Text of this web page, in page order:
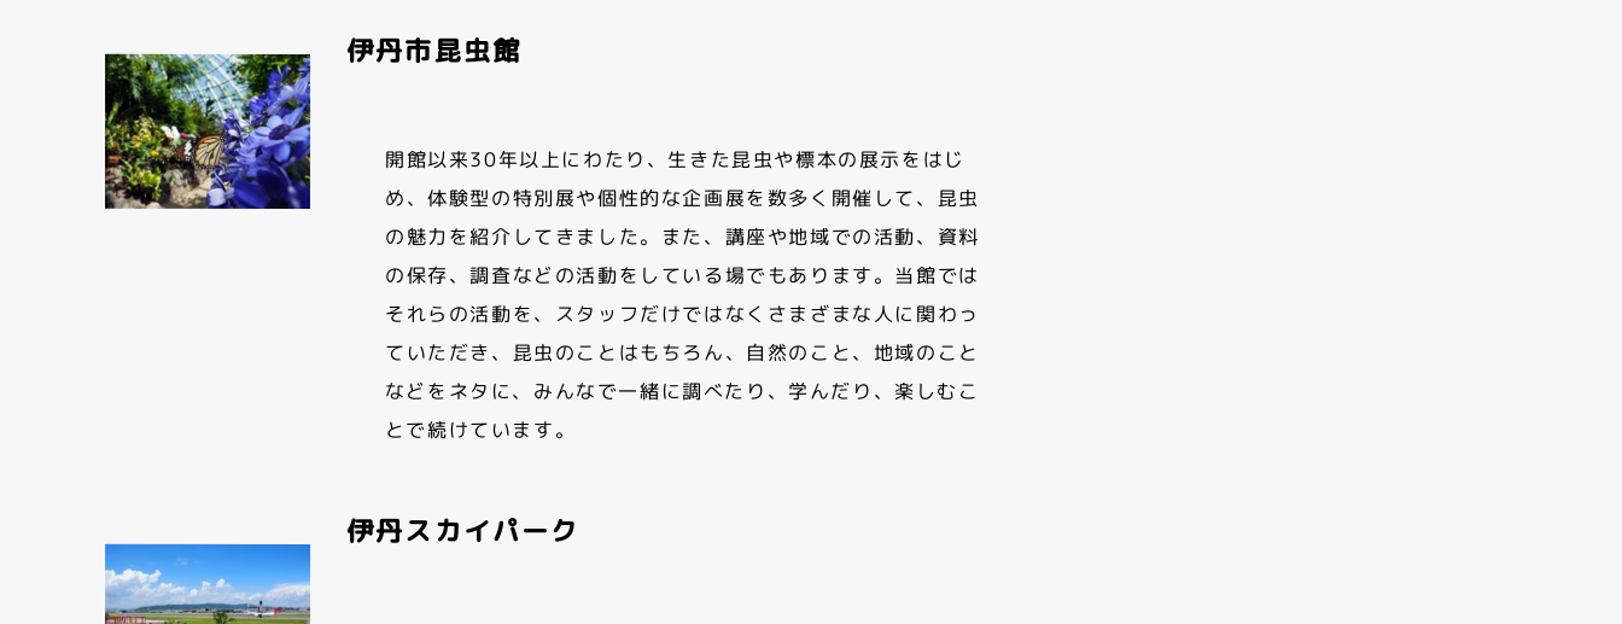
伊丹市昆虫館
開館以来30年以上にわたり、生きた昆虫や標本の展示をはじ
め、体験型の特別展や個性的な企画展を数多く開催して、昆虫
の魅力を紹介してきました。また、講座や地域での活動、資料
の保存、調査などの活動をしている場でもあります。当館では
それらの活動を、スタッフだけではなくさまざまな人に関わっ
ていただき、昆虫のことはもちろん、自然のこと、地域のこと
などをネタに、みんなで一緒に調べたり、学んだり、楽しむこ
とで続けています。
伊丹スカイパーク